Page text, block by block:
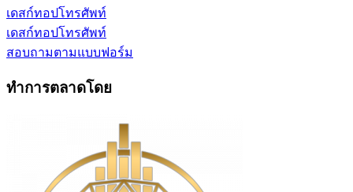
เดสก์ทอปโทรศัพท์
เดสก์ทอปโทรศัพท์
สอบถามตามแบบฟอร์ม
ทำการตลาดโดย